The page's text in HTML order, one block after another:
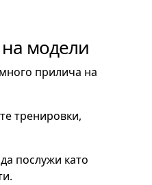
модели
прилича на
тренировки,
послужи като